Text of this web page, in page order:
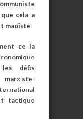
cela a
maoïste
de la
les défis
tactique